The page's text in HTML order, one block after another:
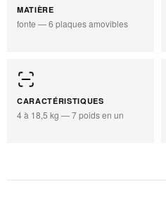
MATIÈRE
fonte — 6 plaques amovibles
CARACTÉRISTIQUES
4 à 18,5 kg — 7 poids en un